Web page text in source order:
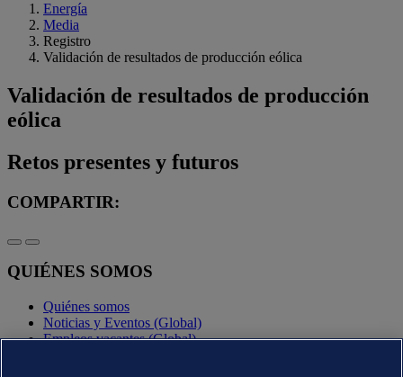
Energía
Media
Registro
Validación de resultados de producción eólica
Validación de resultados de producción
eólica
Retos presentes y futuros
COMPARTIR:
QUIÉNES SOMOS
Quiénes somos
Noticias y Eventos (Global)
Empleos vacantes (Global)